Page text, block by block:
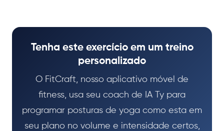
Tenha este exercício em um treino
personalizado
O FitCraft, nosso aplicativo móvel de
fitness, usa seu coach de IA Ty para
programar posturas de yoga como esta em
seu plano no volume e intensidade certos,